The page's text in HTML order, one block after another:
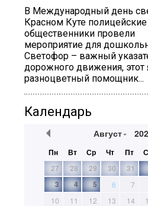
В Международный день
Красном Куте
общественники провели
мероприятие для
Светофор – важный
дорожного движения, этот
разноцветный помощник...
Календарь
Август
Пн Вт Ср Чт Пт
27
28 29 30 31
3
4 5 6 7
10
11 12 13 14